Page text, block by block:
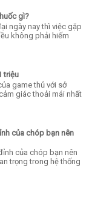
gì?
ngày nay thì việc gặp
không phải hiếm
triệu
game thủ với sở
giác thoải mái nhất
của chóp bạn nên
của chóp bạn nên
trọng trong hệ thống